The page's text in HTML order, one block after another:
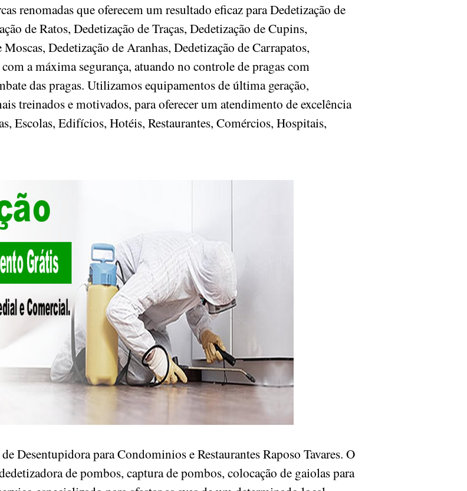
renomadas que oferecem um resultado eficaz para Dedetização de
de Ratos, Dedetização de Traças, Dedetização de Cupins,
Dedetização de Aranhas, Dedetização de Carrapatos,
a máxima segurança, atuando no controle de pragas com
das pragas. Utilizamos equipamentos de última geração,
treinados e motivados, para oferecer um atendimento de excelência
Escolas, Edifícios, Hotéis, Restaurantes, Comércios, Hospitais,
Desentupidora para Condominios e Restaurantes Raposo Tavares. O
de pombos, captura de pombos, colocação de gaiolas para